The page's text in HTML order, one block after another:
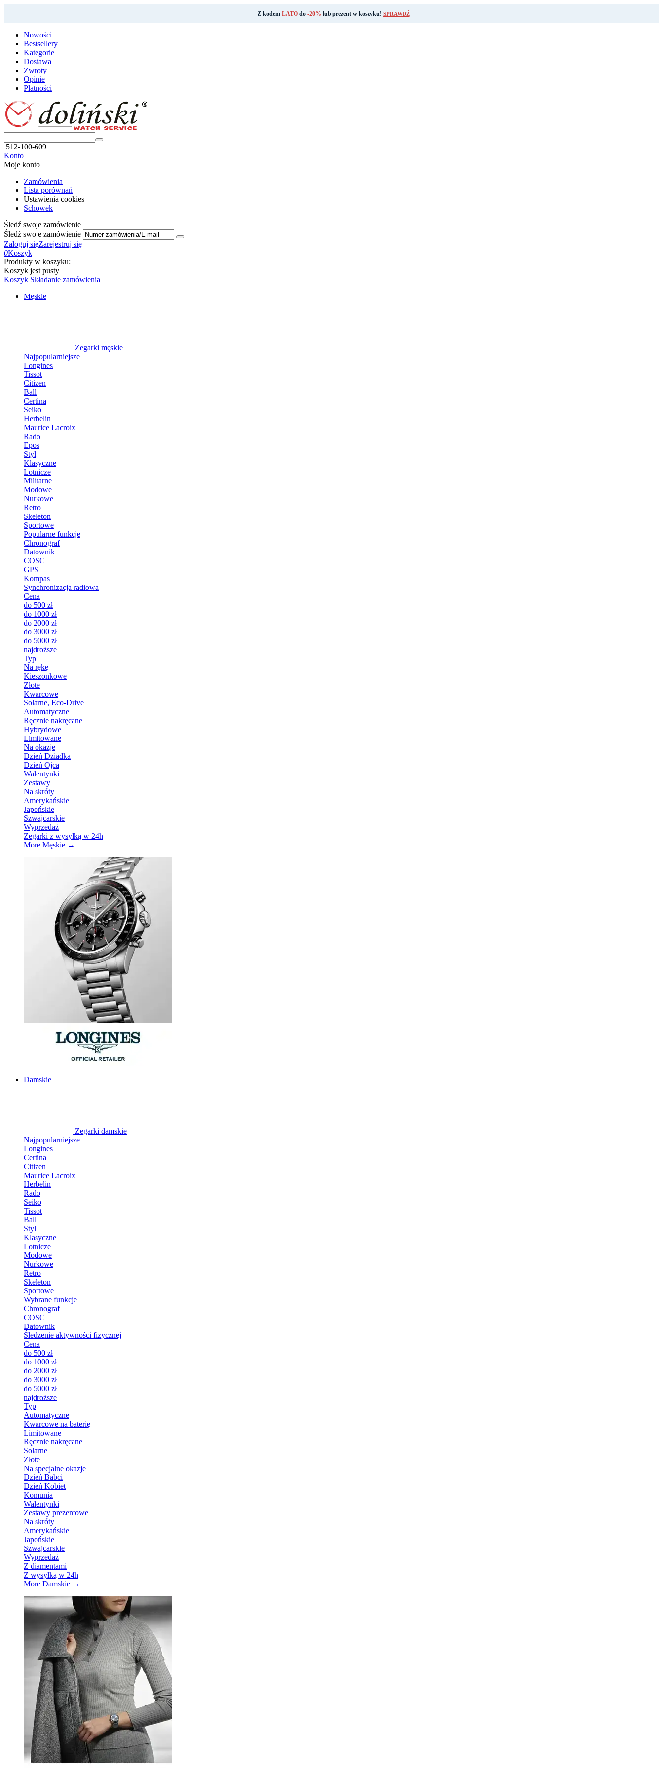
Z kodem LATOdo -20% lub prezent w koszyku! SPRAWDŹ
Nowości
Bestsellery
Kategorie
Dostawa
Zwroty
Opinie
Płatności
512-100-609
Konto
Moje konto
Zamówienia
Lista porównań
Ustawienia cookies
Schowek
Śledź swoje zamówienie
Śledź swoje zamówienie
Zaloguj sięZarejestruj się
0Koszyk
Produkty w koszyku:
Koszyk jest pusty
Koszyk Składanie zamówienia
Męskie
Zegarki męskie
Najpopularniejsze
Longines
Tissot
Citizen
Ball
Certina
Seiko
Herbelin
Maurice Lacroix
Rado
Epos
Styl
Klasyczne
Lotnicze
Militarne
Modowe
Nurkowe
Retro
Skeleton
Sportowe
Popularne funkcje
Chronograf
Datownik
COSC
GPS
Kompas
Synchronizacja radiowa
Cena
do 500 zł
do 1000 zł
do 2000 zł
do 3000 zł
do 5000 zł
najdroższe
Typ
Na rękę
Kieszonkowe
Złote
Kwarcowe
Solarne, Eco-Drive
Automatyczne
Ręcznie nakręcane
Hybrydowe
Limitowane
Na okazje
Dzień Dziadka
Dzień Ojca
Walentynki
Zestawy
Na skróty
Amerykańskie
Japońskie
Szwajcarskie
Wyprzedaż
Zegarki z wysyłką w 24h
More Męskie →
Damskie
Zegarki damskie
Najpopularniejsze
Longines
Certina
Citizen
Maurice Lacroix
Herbelin
Rado
Seiko
Tissot
Ball
Styl
Klasyczne
Lotnicze
Modowe
Nurkowe
Retro
Skeleton
Sportowe
Wybrane funkcje
Chronograf
COSC
Datownik
Śledzenie aktywności fizycznej
Cena
do 500 zł
do 1000 zł
do 2000 zł
do 3000 zł
do 5000 zł
najdroższe
Typ
Automatyczne
Kwarcowe na baterię
Limitowane
Ręcznie nakręcane
Solarne
Złote
Na specjalne okazje
Dzień Babci
Dzień Kobiet
Komunia
Walentynki
Zestawy prezentowe
Na skróty
Amerykańskie
Japońskie
Szwajcarskie
Wyprzedaż
Z diamentami
Z wysyłką w 24h
More Damskie →